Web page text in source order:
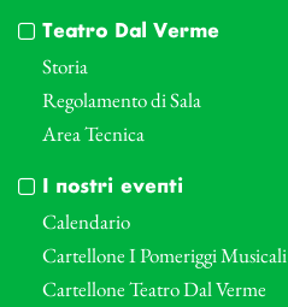
Teatro Dal Verme
Storia
Regolamento di Sala
Area Tecnica
I nostri eventi
Calendario
Cartellone I Pomeriggi Musicali
Cartellone Teatro Dal Verme